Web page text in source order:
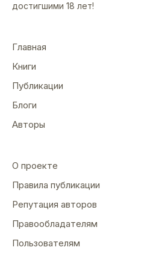
достигшими 18 лет!
Главная
Книги
Публикации
Блоги
Авторы
О проекте
Правила публикации
Репутация авторов
Правообладателям
Пользователям